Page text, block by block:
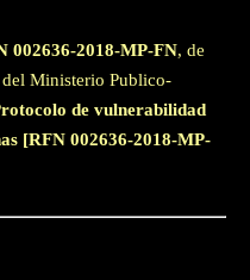
002636-2018-MP-FN, de
Ministerio Publico-
de vulnerabilidad
[RFN 002636-2018-MP-